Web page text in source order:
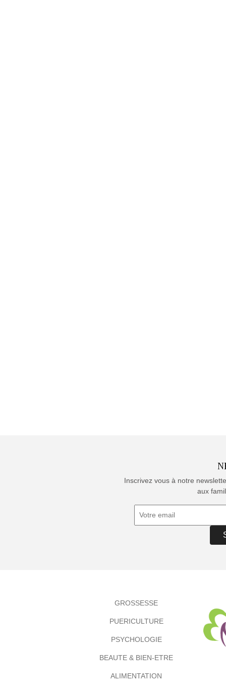
Inscrivez vous à notre
aux
GROSSESSE
PUERICULTURE
PSYCHOLOGIE
BEAUTE & BIEN-ETRE
ALIMENTATION